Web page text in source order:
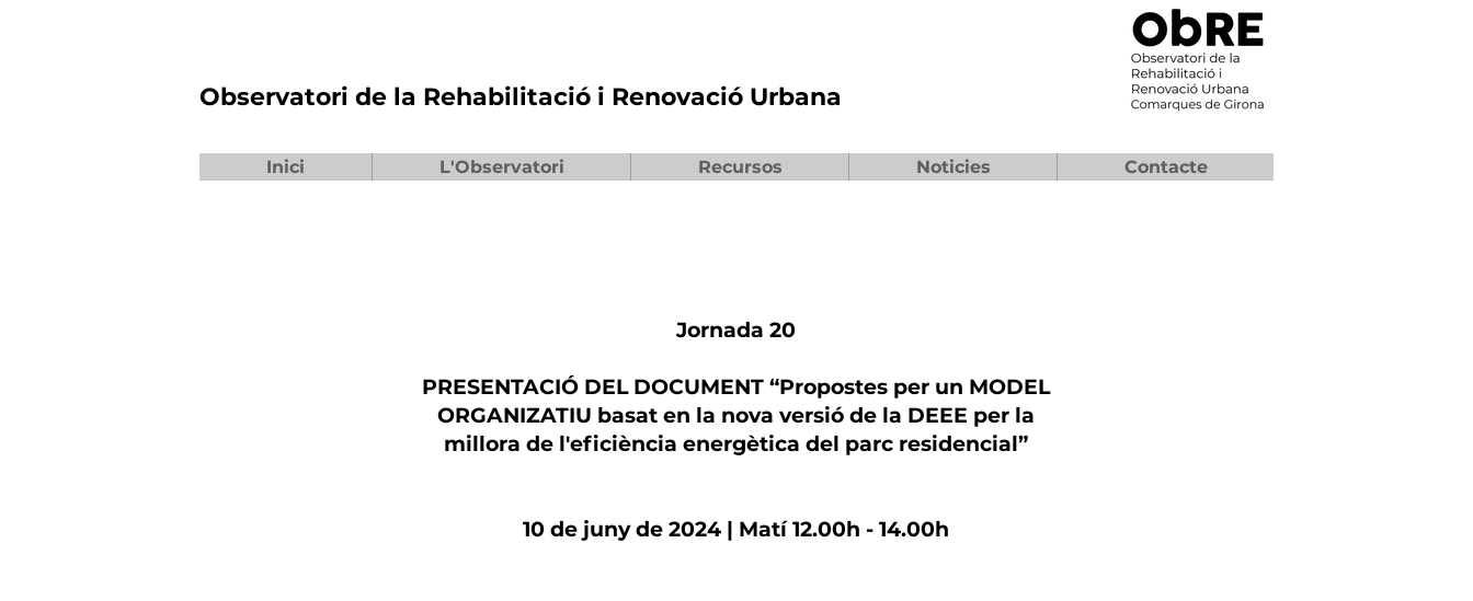
Observatori de la Rehabilitació i Renovació Urbana
Inici L'Observatori Recursos Noticies Contacte
Jornada 20
PRESENTACIÓ DEL DOCUMENT “Propostes per un MODEL
ORGANIZATIU basat en la nova versió de la DEEE per la
millora de l'eficiència energètica del parc residencial”
10 de juny de 2024 | Matí 12.00h - 14.00h